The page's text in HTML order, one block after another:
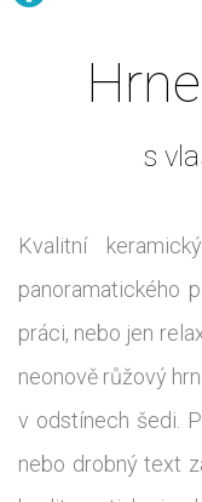
s
Kvalitní
panoramatického
práci, nebo jen
neonově růžový
v odstínech šedi.
nebo drobný text